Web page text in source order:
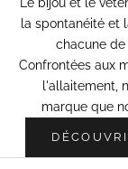
la spontanéité et
chacune
Confrontées aux
l'allaitement,
marque que